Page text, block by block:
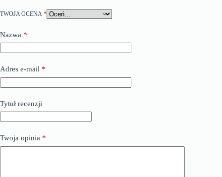
TWOJA OCENA *
Nazwa *
Adres e-mail *
Tytuł recenzji
Twoja opinia *